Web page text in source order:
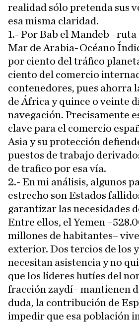
realidad sólo pretenda sus
esa misma claridad.
1.- Por Bab el Mandeb
Mar de Arabia-Océano
por ciento del tráfico
ciento del comercio
contenedores, pues ahorra
de África y quince o veinte
navegación. Precisamente
clave para el comercio
Asia y su protección
puestos de trabajo
de trafico por esa vía.
2.- En mi análisis, algunos
estrecho son Estados
garantizar las necesidades
Entre ellos, el Yemen
millones de habitantes–
exterior. Dos tercios de los
necesitan asistencia y no
que los líderes hutíes del
fracción zaydí– mantienen
duda, la contribución de
impedir que esa población